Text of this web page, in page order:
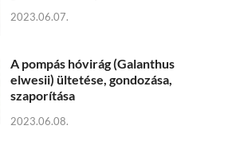
2023.06.07.
A pompás hóvirág (Galanthus
elwesii) ültetése, gondozása,
szaporítása
2023.06.08.